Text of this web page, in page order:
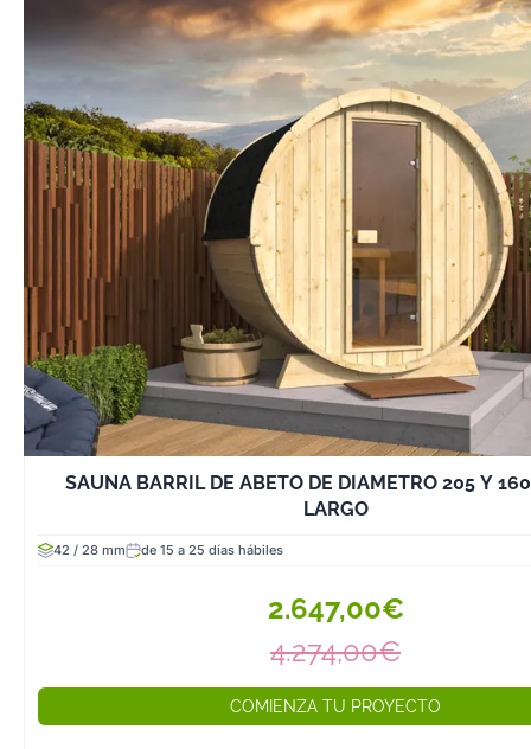
vida.
Tener una
terraza o patio
experimentar
terapia de
casa. Con una
variedad de
materiales y
saunas de
convertido en
creciente entre
buscan un
confort y salud.
Si estás
una sauna al
necesitas
Bienestar
Las saunas
propiedades
Algunos de los
SAUNA BARRIL DE ABETO DE DIAMETRO 205 Y
LARGO
42 / 28 mm de 15 a 25 días hábiles
2.647,00€
4.274,00€
COMIENZA TU PROYECTO